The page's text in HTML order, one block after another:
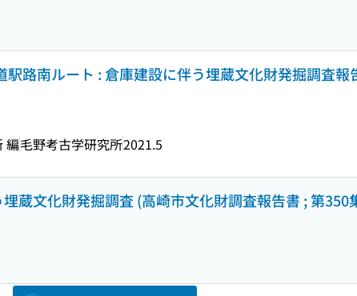
路南ルート : 倉庫建設に伴う埋蔵文化財発掘調査報
編毛野考古学研究所2021.5
蔵文化財発掘調査 (高崎市文化財調査報告書 ; 第350